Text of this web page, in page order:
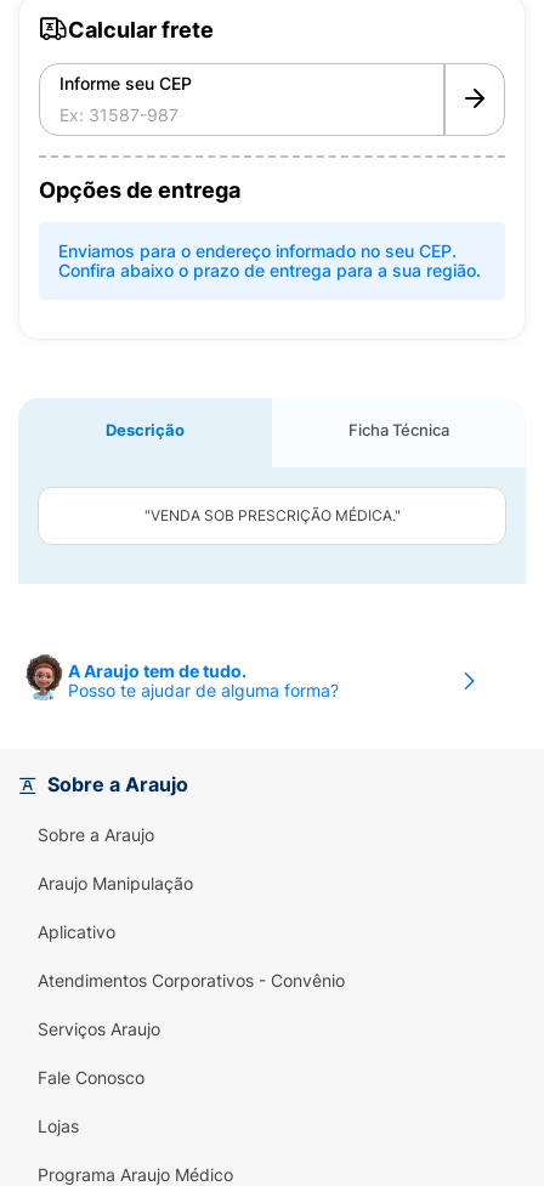
Calcular frete
Informe seu CEP
Opções de entrega
Enviamos para o endereço informado no seu CEP.
Confira abaixo o prazo de entrega para a sua região.
Descrição Ficha Técnica
"VENDA SOB PRESCRIÇÃO MÉDICA."
A Araujo tem de tudo.
Posso te ajudar de alguma forma?
Sobre a Araujo
Sobre a Araujo
Araujo Manipulação
Aplicativo
Atendimentos Corporativos - Convênio
Serviços Araujo
Fale Conosco
Lojas
Programa Araujo Médico